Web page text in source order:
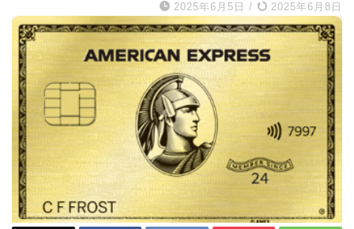
2025年6月5日 / 2025年6月8日